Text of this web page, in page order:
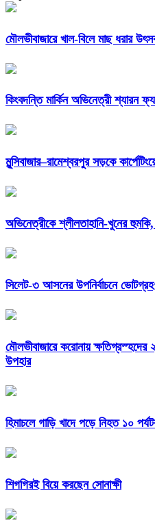
মৌলভীবাজারে খাল-বিলে মাছ ধরার
কিংবদন্তি মার্কিন অভিনেত্রী শ্যারন
মুন্সিবাজার–রামেশ্বরপুর সড়কে
অভিনেত্রীকে শ্লীলতাহানি-খুনের
সিলেট-৩ আসনের উপনির্বাচনে
মৌলভীবাজারে করোনায় ক্ষতিগ্রস্হদের
উপহার
হিমাচলে গাড়ি খাদে পড়ে নিহত ১০
শিগগিরই বিয়ে করছেন সোনাক্ষী